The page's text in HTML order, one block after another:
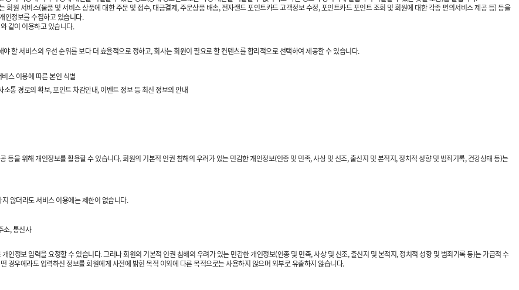
원 서비스(물품 및 서비스 상품에 대한 주문 및 접수, 대금결제, 주문상품 배송, 전자랜드 포인트카드 고객정보 수정, 포인트카드 포인트 조회 및 회원에 대한 각종 편의서비스 제공 등) 등을
인정보를 수집하고 있습니다.
같이 이용하고 있습니다.
할 서비스의 우선 순위를 보다 더 효율적으로 정하고, 회사는 회원이 필요로 할 컨텐츠를 합리적으로 선택하여 제공할 수 있습니다.
스 이용에 따른 본인 식별
통 경로의 확보, 포인트 차감안내, 이벤트 정보 등 최신 정보의 안내
을 위해 개인정보를 활용할 수 있습니다. 회원의 기본적 인권 침해의 우려가 있는 민감한 개인정보(인종 및 민족, 사상 및 신조, 출신지 및 본적지, 정치적 성향 및 범죄기록, 건강상태 등)는
않더라도 서비스 이용에는 제한이 없습니다.
소, 통신사
정보 입력을 요청할 수 있습니다. 그러나 회원의 기본적 인권 침해의 우려가 있는 민감한 개인정보(인종 및 민족, 사상 및 신조, 출신지 및 본적지, 정치적 성향 및 범죄기록 등)는 가급적 수
경우에라도 입력하신 정보를 회원에게 사전에 밝힌 목적 이외에 다른 목적으로는 사용하지 않으며 외부로 유출하지 않습니다.